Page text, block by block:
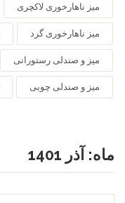
میز ناهارخوری لاکچری
میز ناهارخوری گرد
میز و صندلی رستورانی
میز و صندلی چوبی
ماه: آذر 1401